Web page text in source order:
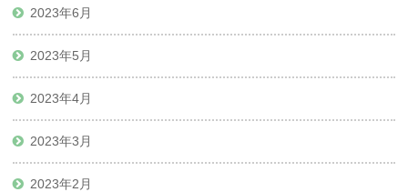
2023年6月
2023年5月
2023年4月
2023年3月
2023年2月